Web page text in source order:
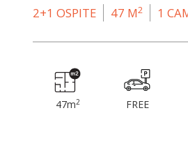
2+1 OSPITE 47 M2 1
47m2 FREE